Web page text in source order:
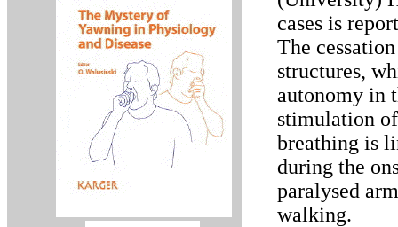
cases is
The
structures,
autonomy in
stimulation
breathing is
during the
paralysed
walking.